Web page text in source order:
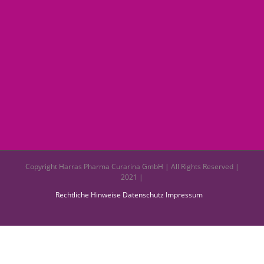
Copyright Harras Pharma Curarina GmbH | All Rights Reserved |
2021 |
Rechtliche Hinweise Datenschutz Impressum